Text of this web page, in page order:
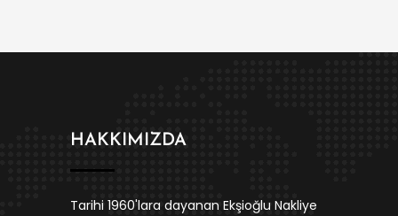
HAKKIMIZDA
Tarihi 1960'lara dayanan Ekşioğlu Nakliye